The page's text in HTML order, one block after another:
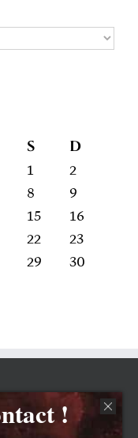
S D
1
2
8
9
15
16
22
23
29
30
!